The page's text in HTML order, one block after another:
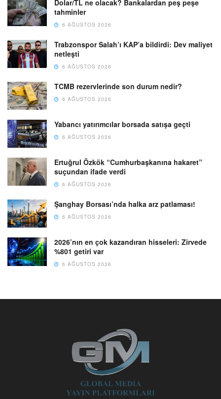
Dolar/TL ne olacak? Bankalardan peş peşe
tahminler
6 AĞUSTOS 2026
Trabzonspor Salah’ı KAP’a bildirdi: Dev maliyet
netleşti
6 AĞUSTOS 2026
TCMB rezervlerinde son durum nedir?
6 AĞUSTOS 2026
Yabancı yatırımcılar borsada satışa geçti
6 AĞUSTOS 2026
Ertuğrul Özkök “Cumhurbaşkanına hakaret”
suçundan ifade verdi
6 AĞUSTOS 2026
Şanghay Borsası’nda halka arz patlaması!
6 AĞUSTOS 2026
2026’nın en çok kazandıran hisseleri: Zirvede
%801 getiri var
6 AĞUSTOS 2026